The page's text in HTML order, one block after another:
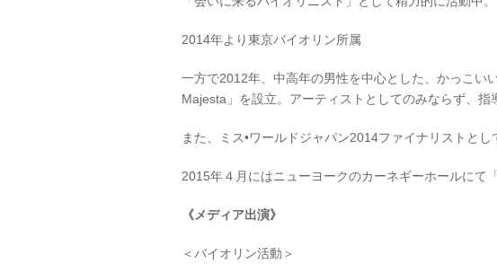
2014年より東京バイオリン所属
一方で2012年、中高年の男性を中心とした、かっこい
Majesta」を設立。アーティストとしてのみならず、指
また、ミス•ワールドジャパン2014ファイナリストとし
2015年４月にはニューヨークのカーネギーホールにて
《メディア出演》
＜バイオリン活動＞